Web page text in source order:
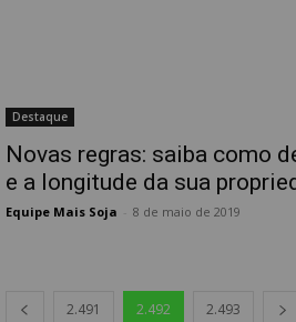
Destaque
Novas regras: saiba como
e a longitude da sua
Equipe Mais Soja 8 de maio de 2019
2.491 2.492 2.493